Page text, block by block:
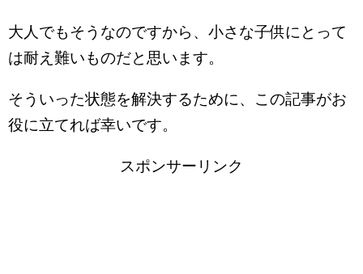
大人でもそうなのですから、小さな子供にとって
は耐え難いものだと思います。
そういった状態を解決するために、この記事がお
役に立てれば幸いです。
スポンサーリンク